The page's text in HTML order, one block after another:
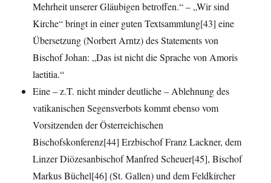
Mehrheit unserer Gläubigen betroffen.“ – „Wir sind
Kirche“ bringt in einer guten Textsammlung[43] eine
Übersetzung (Norbert Arntz) des Statements von
Bischof Johan: „Das ist nicht die Sprache von Amoris
laetitia.“
Eine – z.T. nicht minder deutliche – Ablehnung des
vatikanischen Segensverbots kommt ebenso vom
Vorsitzenden der Österreichischen
Bischofskonferenz[44] Erzbischof Franz Lackner, dem
Linzer Diözesanbischof Manfred Scheuer[45], Bischof
Markus Büchel[46] (St. Gallen) und dem Feldkircher